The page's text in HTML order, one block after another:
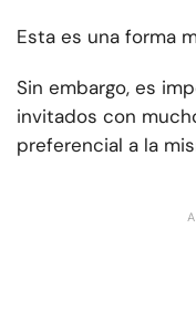
Esta es una forma
Sin embargo, es
invitados con
preferencial a la